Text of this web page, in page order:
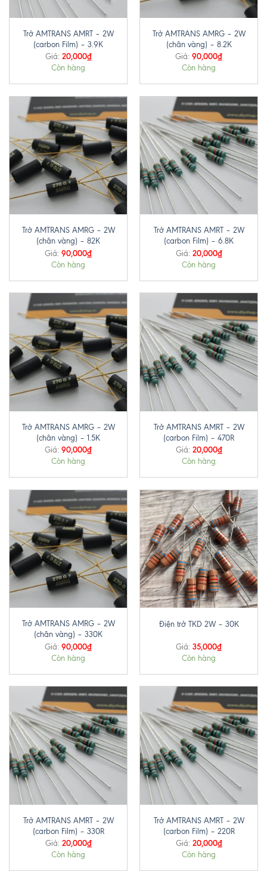
Trở AMTRANS AMRT – 2W
(carbon Film) – 3.9K
Giá: 20,000₫
Còn hàng
Trở AMTRANS AMRG – 2W
(chân vàng) – 8.2K
Giá: 90,000₫
Còn hàng
Trở AMTRANS AMRG – 2W
(chân vàng) – 82K
Giá: 90,000₫
Còn hàng
Trở AMTRANS AMRT – 2W
(carbon Film) – 6.8K
Giá: 20,000₫
Còn hàng
Trở AMTRANS AMRG – 2W
(chân vàng) – 1.5K
Giá: 90,000₫
Còn hàng
Trở AMTRANS AMRT – 2W
(carbon Film) – 470R
Giá: 20,000₫
Còn hàng
Trở AMTRANS AMRG – 2W
(chân vàng) – 330K
Giá: 90,000₫
Còn hàng
Điện trở TKD 2W – 30K
Giá: 35,000₫
Còn hàng
Trở AMTRANS AMRT – 2W
(carbon Film) – 330R
Giá: 20,000₫
Còn hàng
Trở AMTRANS AMRT – 2W
(carbon Film) – 220R
Giá: 20,000₫
Còn hàng